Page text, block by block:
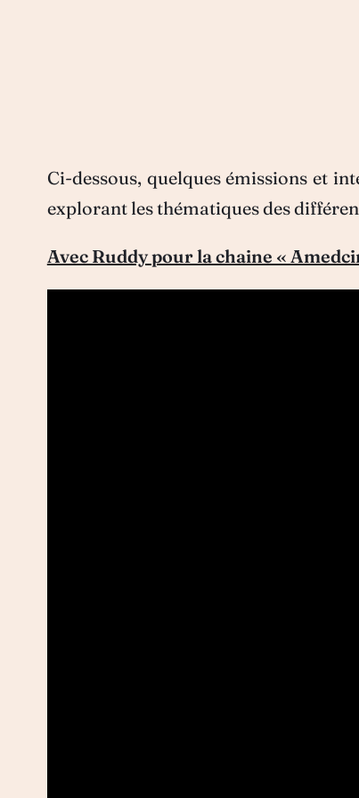
Ci-dessous, quelques émissions et
explorant les thématiques des
Avec Ruddy pour la chaine «